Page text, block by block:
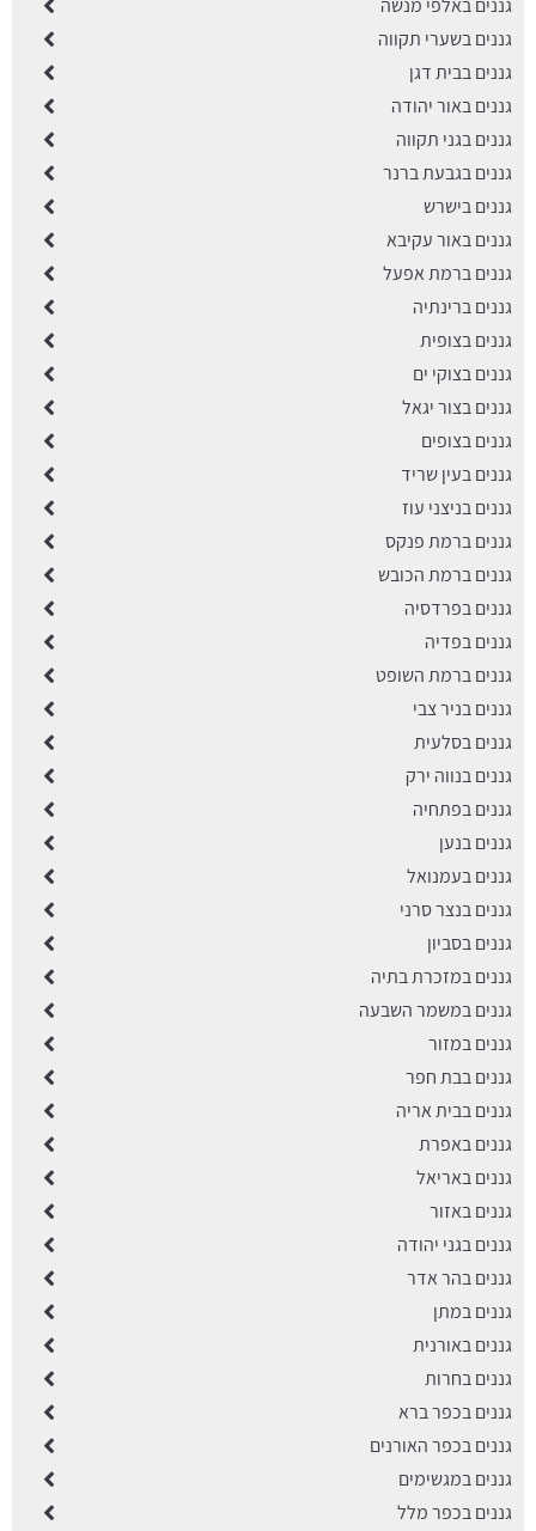
גננים באלפי מנשה
גננים בשערי תקווה
גננים בבית דגן
גננים באור יהודה
גננים בגני תקווה
גננים בגבעת ברנר
גננים בישרש
גננים באור עקיבא
גננים ברמת אפעל
גננים ברינתיה
גננים בצופית
גננים בצוקי ים
גננים בצור יגאל
גננים בצופים
גננים בעין שריד
גננים בניצני עוז
גננים ברמת פנקס
גננים ברמת הכובש
גננים בפרדסיה
גננים בפדיה
גננים ברמת השופט
גננים בניר צבי
גננים בסלעית
גננים בנווה ירק
גננים בפתחיה
גננים בנען
גננים בעמנואל
גננים בנצר סרני
גננים בסביון
גננים במזכרת בתיה
גננים במשמר השבעה
גננים במזור
גננים בבת חפר
גננים בבית אריה
גננים באפרת
גננים באריאל
גננים באזור
גננים בגני יהודה
גננים בהר אדר
גננים במתן
גננים באורנית
גננים בחרות
גננים בכפר ברא
גננים בכפר האורנים
גננים במגשימים
גננים בכפר מלל